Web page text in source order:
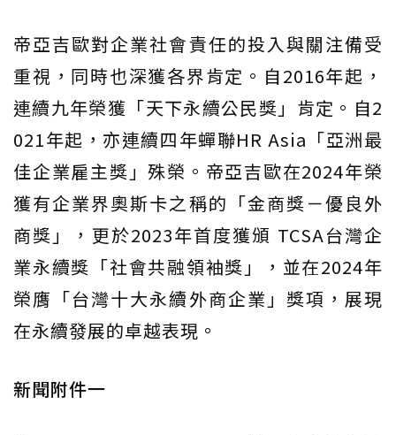
帝亞吉歐對企業社會責任的投入與關注備受
重視，同時也深獲各界肯定。自2016年起，
連續九年榮獲「天下永續公民獎」肯定。自2
021年起，亦連續四年蟬聯HR Asia「亞洲最
佳企業雇主獎」殊榮。帝亞吉歐在2024年榮
獲有企業界奧斯卡之稱的「金商獎－優良外
商獎」，更於2023年首度獲頒 TCSA台灣企
業永續獎「社會共融領袖獎」，並在2024年
榮膺「台灣十大永續外商企業」獎項，展現
在永續發展的卓越表現。
新聞附件一